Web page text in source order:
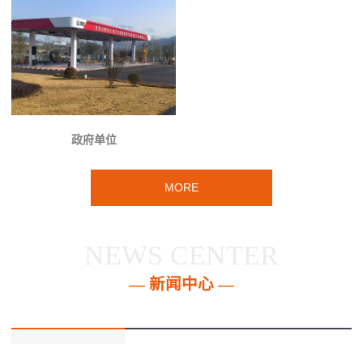
政府单位
MORE
— 新闻中心 —